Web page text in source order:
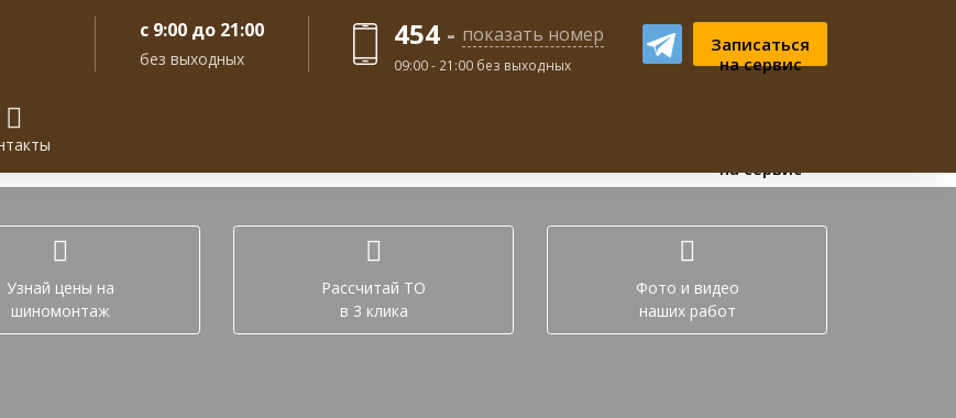
Записаться
на сервис
454 - показать номер
09:00 - 21:00 без выходных
с 9:00 до 21:00
без выходных
на сервис
Узнай цены на
шиномонтаж
Рассчитай ТО
в 3 клика
Фото и видео
наших работ